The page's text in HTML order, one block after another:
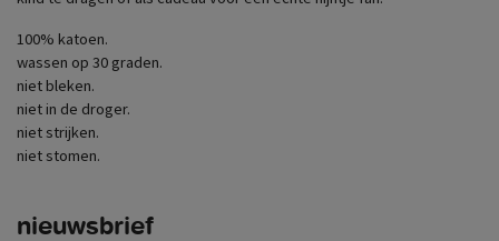
100% katoen.
wassen op 30 graden.
niet bleken.
niet in de droger.
niet strijken.
niet stomen.
nieuwsbrief